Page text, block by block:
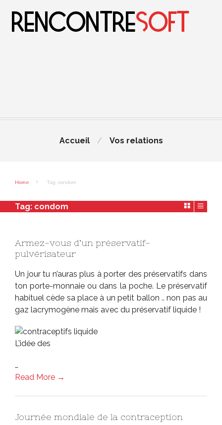
Accueil Vos relations
Home Tag: condom
Tag: condom
Armez-vous d’un préservatif-
pulvérisateur
Un jour tu n’auras plus à porter des préservatifs dans
ton porte-monnaie ou dans la poche. Le préservatif
habituel cède sa place à un petit ballon .. non pas au
gaz lacrymogène mais avec du préservatif liquide !
L’idée des
…
Read More →
Journée mondiale de la contraception